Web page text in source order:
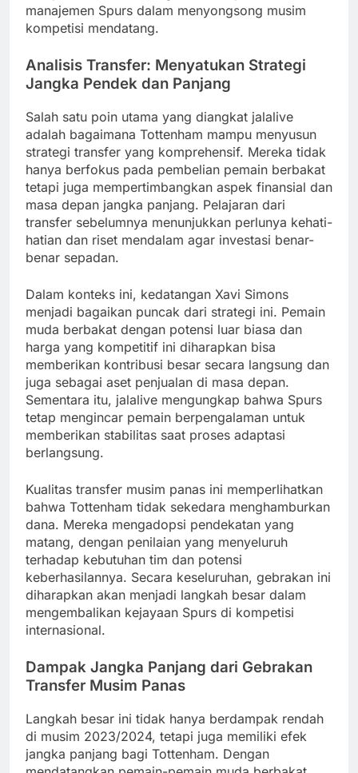
manajemen Spurs dalam menyongsong musim
kompetisi mendatang.
Analisis Transfer: Menyatukan Strategi
Jangka Pendek dan Panjang
Salah satu poin utama yang diangkat jalalive
adalah bagaimana Tottenham mampu menyusun
strategi transfer yang komprehensif. Mereka tidak
hanya berfokus pada pembelian pemain berbakat
tetapi juga mempertimbangkan aspek finansial dan
masa depan jangka panjang. Pelajaran dari
transfer sebelumnya menunjukkan perlunya kehati-
hatian dan riset mendalam agar investasi benar-
benar sepadan.
Dalam konteks ini, kedatangan Xavi Simons
menjadi bagaikan puncak dari strategi ini. Pemain
muda berbakat dengan potensi luar biasa dan
harga yang kompetitif ini diharapkan bisa
memberikan kontribusi besar secara langsung dan
juga sebagai aset penjualan di masa depan.
Sementara itu, jalalive mengungkap bahwa Spurs
tetap mengincar pemain berpengalaman untuk
memberikan stabilitas saat proses adaptasi
berlangsung.
Kualitas transfer musim panas ini memperlihatkan
bahwa Tottenham tidak sekedara menghamburkan
dana. Mereka mengadopsi pendekatan yang
matang, dengan penilaian yang menyeluruh
terhadap kebutuhan tim dan potensi
keberhasilannya. Secara keseluruhan, gebrakan ini
diharapkan akan menjadi langkah besar dalam
mengembalikan kejayaan Spurs di kompetisi
internasional.
Dampak Jangka Panjang dari Gebrakan
Transfer Musim Panas
Langkah besar ini tidak hanya berdampak rendah
di musim 2023/2024, tetapi juga memiliki efek
jangka panjang bagi Tottenham. Dengan